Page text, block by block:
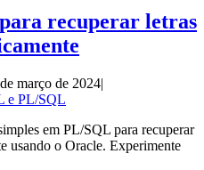
recuperar letras
março de 2024
e PL/SQL
em PL/SQL para recuperar
usando o Oracle. Experimente